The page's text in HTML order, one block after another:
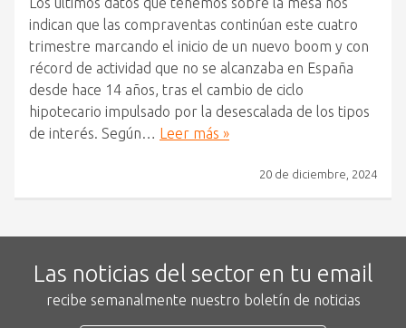
indican que las compraventas continúan este cuatro
trimestre marcando el inicio de un nuevo boom y con
récord de actividad que no se alcanzaba en España
desde hace 14 años, tras el cambio de ciclo
hipotecario impulsado por la desescalada de los tipos
de interés. Según…
Leer más »
20 de diciembre, 2024
Las noticias del sector en tu email
recibe semanalmente nuestro boletín de noticias